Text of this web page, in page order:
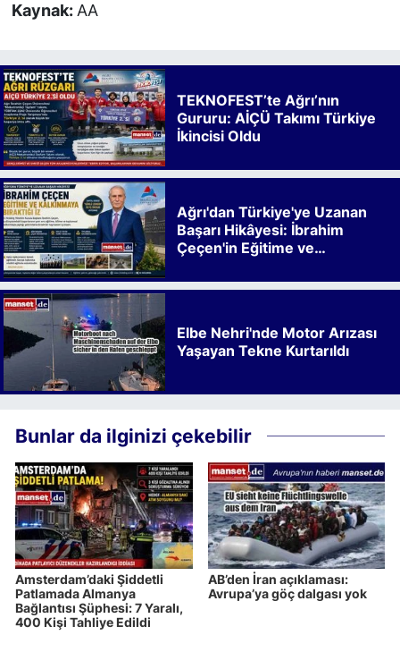
Kaynak:AA
TEKNOFEST’te Ağrı’nın
Gururu: AİÇÜ Takımı Türkiye
İkincisi Oldu
Ağrı'dan Türkiye'ye Uzanan
Başarı Hikâyesi: İbrahim
Çeçen'in Eğitime ve
Elbe Nehri'nde Motor Arızası
Yaşayan Tekne Kurtarıldı
Bunlar da ilginizi çekebilir
Amsterdam’daki Şiddetli
Patlamada Almanya
Bağlantısı Şüphesi: 7 Yaralı,
400 Kişi Tahliye Edildi
AB’den İran açıklaması:
Avrupa’ya göç dalgası yok